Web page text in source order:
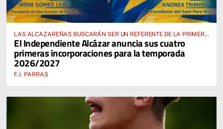
LAS ALCAZAREÑAS BUSCARÁN SER UN REFERENTE DE LA PRIMERA
AUTONÓMICA PREFERENTE FEMENINA
El Independiente Alcázar anuncia sus cuatro
primeras incorporaciones para la temporada
2026/2027
F.J. PARRAS